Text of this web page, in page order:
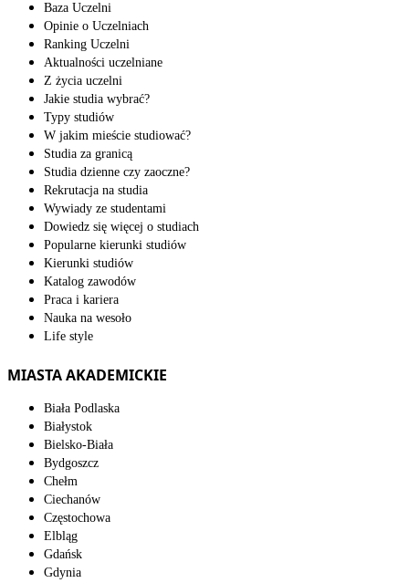
Baza Uczelni
Opinie o Uczelniach
Ranking Uczelni
Aktualności uczelniane
Z życia uczelni
Jakie studia wybrać?
Typy studiów
W jakim mieście studiować?
Studia za granicą
Studia dzienne czy zaoczne?
Rekrutacja na studia
Wywiady ze studentami
Dowiedz się więcej o studiach
Popularne kierunki studiów
Kierunki studiów
Katalog zawodów
Praca i kariera
Nauka na wesoło
Life style
MIASTA AKADEMICKIE
Biała Podlaska
Białystok
Bielsko-Biała
Bydgoszcz
Chełm
Ciechanów
Częstochowa
Elbląg
Gdańsk
Gdynia